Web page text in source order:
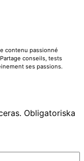
contenu passionné
conseils, tests
ses passions.
Obligatoriska